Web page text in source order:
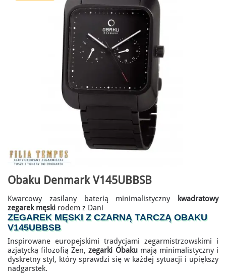
Obaku Denmark V145UBBSB
Kwarcowy zasilany baterią minimalistyczny
kwadratowy
zegarek męski rodem z Dani
ZEGAREK MĘSKI Z CZARNĄ TARCZĄ OBAKU
V145UBBSB
Inspirowane europejskimi tradycjami zegarmistrzowskimi i
azjatycką filozofią Zen,zegarki Obakumają minimalistyczny i
dyskretny styl, który sprawdzi się w każdej sytuacji i upiększy
nadgarstek.